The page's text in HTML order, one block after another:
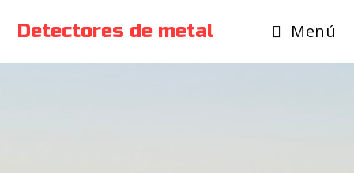
Detectores de metal Menú